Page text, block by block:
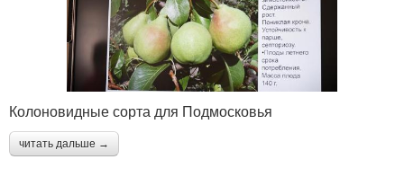
Колоновидные сорта для Подмосковья
читать дальше →